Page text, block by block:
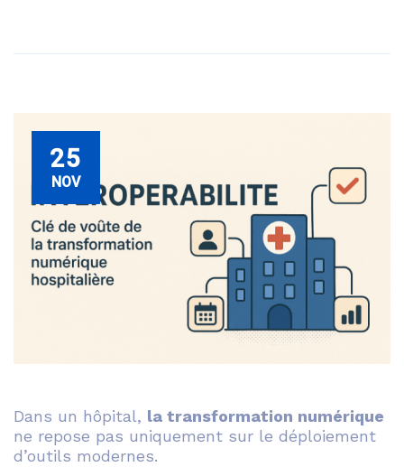
25
NOV
Dans un hôpital, la transformation numérique
ne repose pas uniquement sur le déploiement
d’outils modernes.